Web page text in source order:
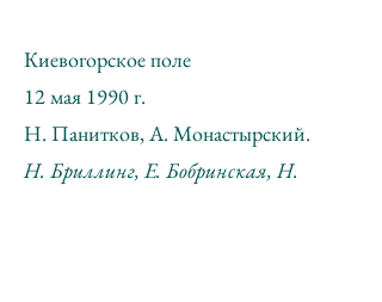
Киевогорское поле
12 мая 1990 г.
Н. Панитков, А. Монастырский.
Н. Бриллинг, Е. Бобринская, Н.